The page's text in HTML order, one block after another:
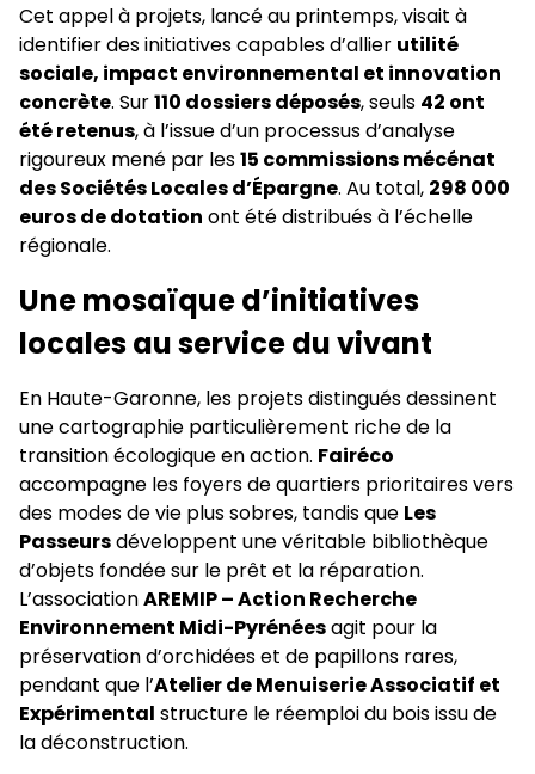
Cet appel à projets, lancé au printemps, visait à
identifier des initiatives capables d’allier utilité
sociale, impact environnemental et innovation
concrète. Sur110 dossiers déposés, seuls 42 ont
été retenus, à l’issue d’un processus d’analyse
rigoureux mené par les15 commissions mécénat
des Sociétés Locales d’Épargne. Au total, 298 000
euros de dotation ont été distribués à l’échelle
régionale.
Une mosaïque d’initiatives
locales au service du vivant
En Haute-Garonne, les projets distingués dessinent
une cartographie particulièrement riche de la
transition écologique en action. Fairéco
accompagne les foyers de quartiers prioritaires vers
des modes de vie plus sobres, tandis que Les
Passeursdéveloppent une véritable bibliothèque
d’objets fondée sur le prêt et la réparation.
L’associationAREMIP – Action Recherche
Environnement Midi-Pyrénéesagit pour la
préservation d’orchidées et de papillons rares,
pendant que l’Atelier de Menuiserie Associatif et
Expérimental structure le réemploi du bois issu de
la déconstruction.